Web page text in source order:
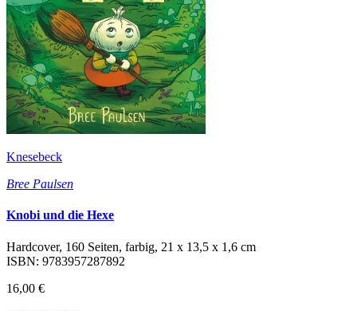
Knesebeck
Bree Paulsen
Knobi und die Hexe
Hardcover, 160 Seiten, farbig, 21 x 13,5 x 1,6 cm
ISBN: 9783957287892
16,00 €